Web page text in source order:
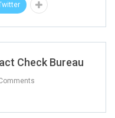
Check Bureau